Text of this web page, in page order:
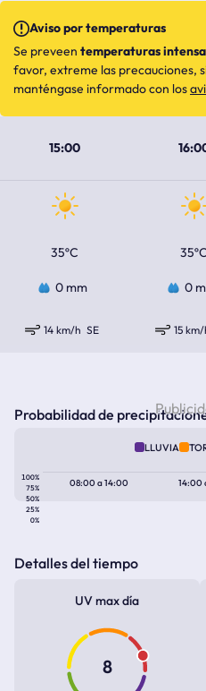
15:00
35ºC 35ºC
0 mm 0
14 km/h SE 15 km/
Aviso por temperaturas
Se preveen temperaturas
favor, extreme las precauciones,
manténgase informado con los
Probabilidad de
LLUVIA
100%
75%
50%
25%
0%
08:00a14:00 14:00
Detalles del tiempo
UV max día
8